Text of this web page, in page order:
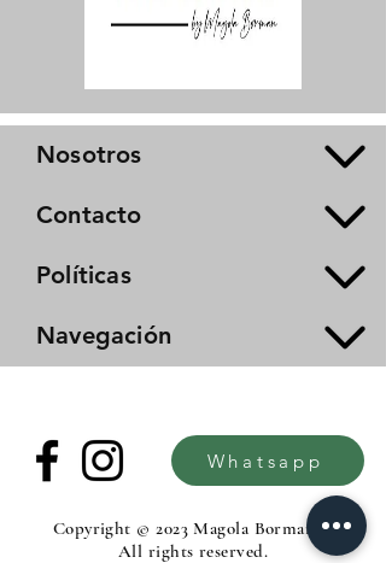
Nosotros
Contacto
Políticas
Navegación
Whatsapp
Copyright © 2023 Magola Borman®.
All rights reserved.